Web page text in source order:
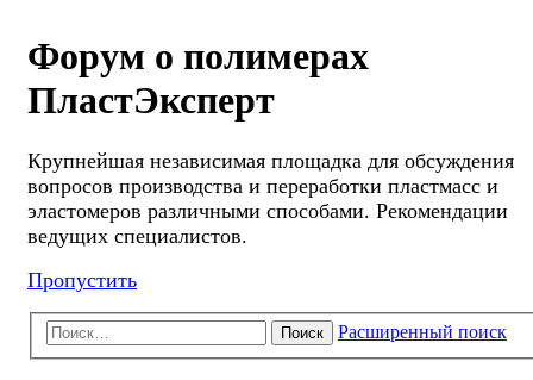
Форум о полимерах
ПластЭксперт
Крупнейшая независимая площадка для обсуждения
вопросов производства и переработки пластмасс и
эластомеров различными способами. Рекомендации
ведущих специалистов.
Пропустить
Поиск Расширенный поиск